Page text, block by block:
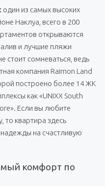
один из самых высоких
Наклуа, всего в 200
открываются
и лучшие пляжи
стоит сомневаться, ведь
компания Raimon Land
построено более 14 ЖК
как «UNIXX South
Если вы любите
то квартира здесь
на счастливую
комфорт по